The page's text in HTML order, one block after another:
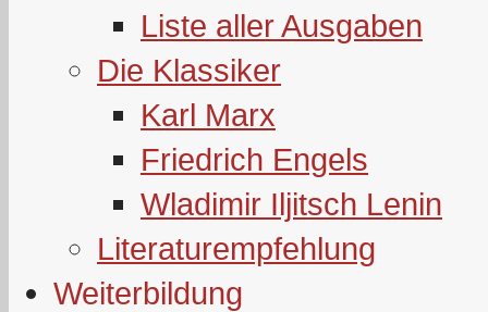
Liste aller Ausgaben
Die Klassiker
Karl Marx
Friedrich Engels
Wladimir Iljitsch Lenin
Literaturempfehlung
Weiterbildung